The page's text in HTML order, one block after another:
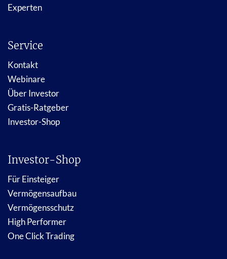
Experten
Service
Kontakt
Webinare
Über Investor
Gratis-Ratgeber
Investor-Shop
Investor-Shop
Für Einsteiger
Vermögensaufbau
Vermögensschutz
High Performer
One Click Trading